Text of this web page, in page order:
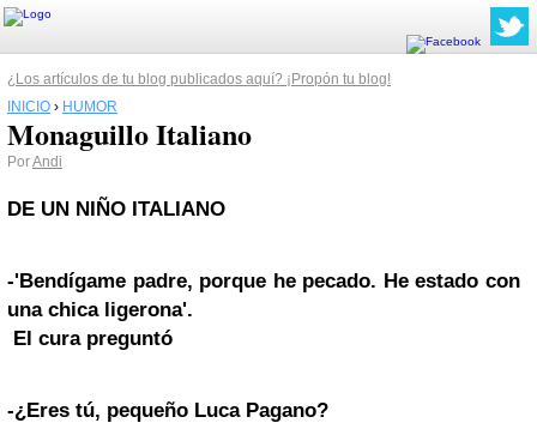
¿Los artículos de tu blog publicados aquí? ¡Propón tu blog!
INICIO › HUMOR
Monaguillo Italiano
PorAndi
DE UN NIÑO ITALIANO
-'Bendígame padre, porque he pecado. He estado con
una chica ligerona'.
El cura preguntó
-¿Eres tú, pequeño Luca Pagano?